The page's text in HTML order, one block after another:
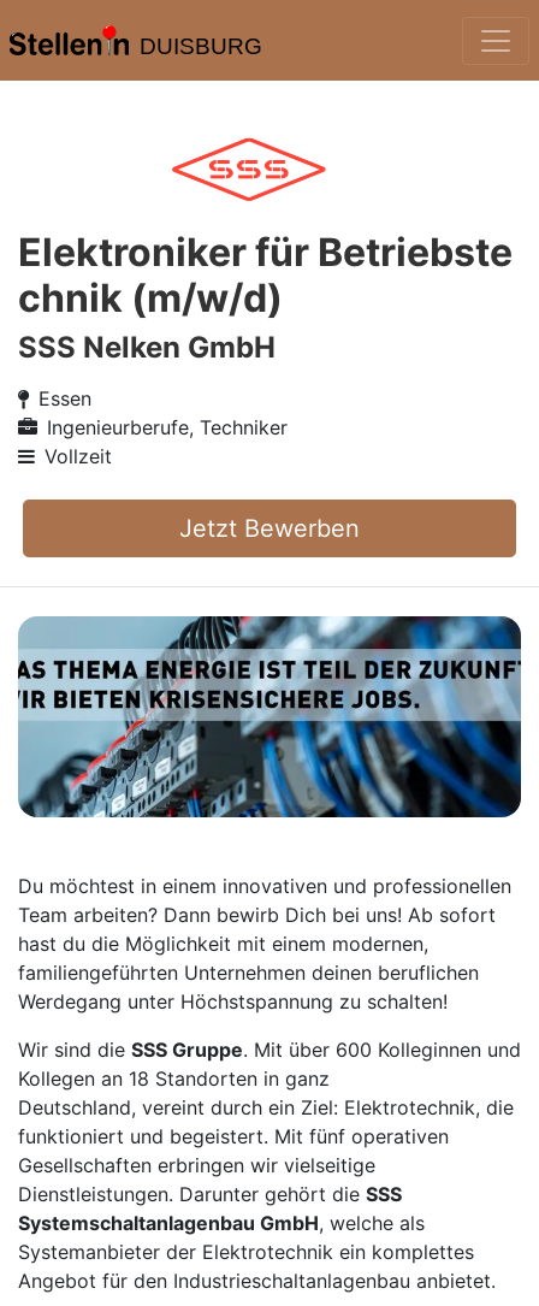
DUISBURG
Elektroniker für Betriebste
chnik (m/w/d)
SSS Nelken GmbH
Essen
Ingenieurberufe, Techniker
Vollzeit
Jetzt Bewerben
Du möchtest in einem innovativen und professionellen
Team arbeiten? Dann bewirb Dich bei uns! Ab sofort
hast du die Möglichkeit mit einem modernen,
familiengeführten Unternehmen deinen beruflichen
Werdegang unter Höchstspannung zu schalten!
Wir sind die SSS Gruppe. Mit über 600 Kolleginnen und
Kollegen an 18 Standorten in ganz
Deutschland, vereint durch ein Ziel: Elektrotechnik, die
funktioniert und begeistert. Mit fünf operativen
Gesellschaften erbringen wir vielseitige
Dienstleistungen. Darunter gehört die SSS
Systemschaltanlagenbau GmbH, welche als
Systemanbieter der Elektrotechnik ein komplettes
Angebot für den Industrieschaltanlagenbau anbietet.